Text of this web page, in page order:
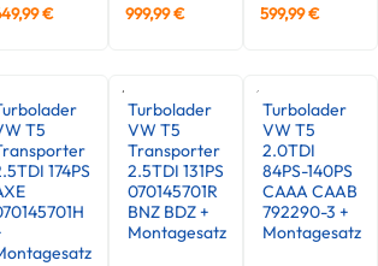
€ 999,99€ 599,99€
T5
174PS
Turbolader
VW T5
Transporter
2.5TDI 131PS
070145701R
BNZ BDZ +
Montagesatz
Turbolader
VW T5
2.0TDI
84PS-140PS
CAAA CAAB
792290-3 +
Montagesatz